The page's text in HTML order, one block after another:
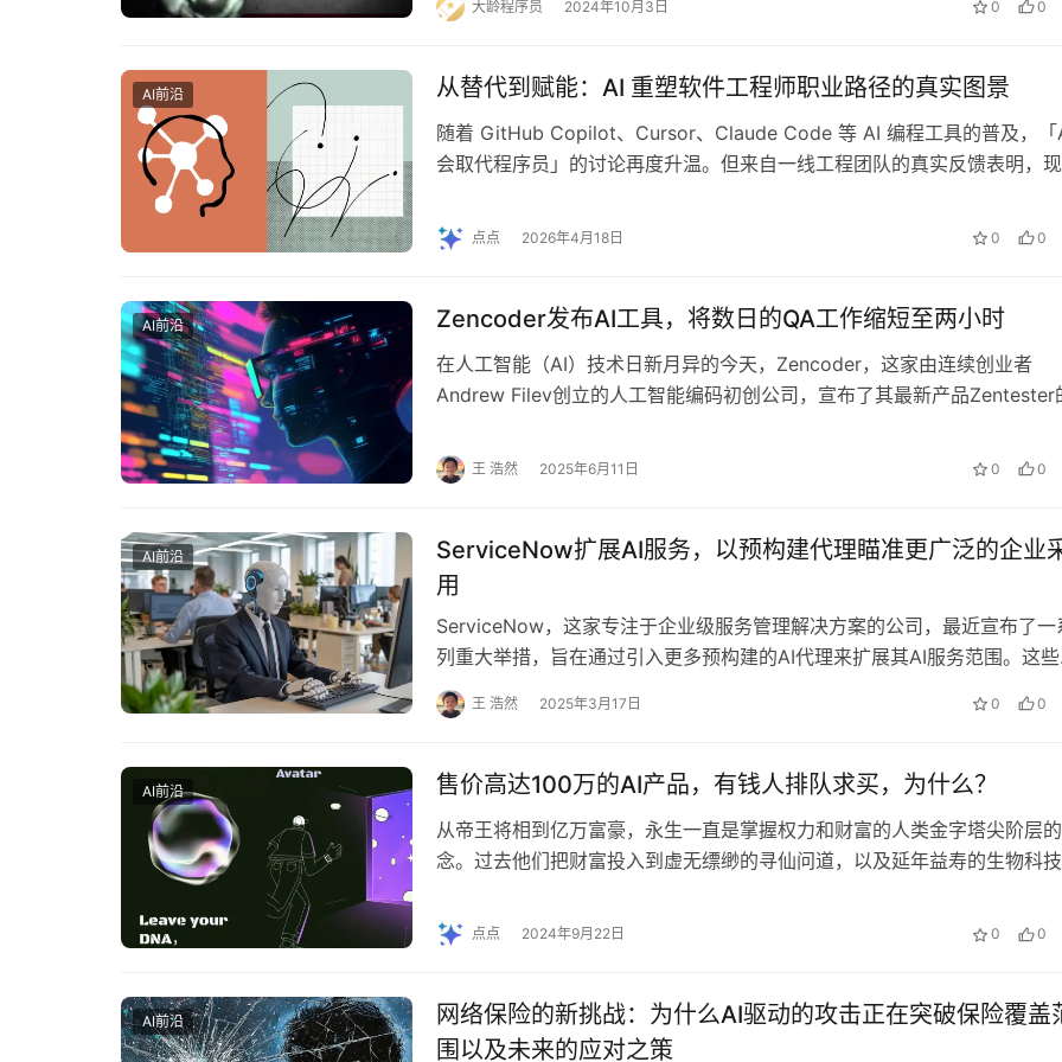
大龄程序员 2024年10月3日 0 0
AI前沿 从替代到赋能：AI 重塑软件工程师职业路径的真实图景
随着 GitHub Copilot、Cursor、Claude Code 等 AI 编程工具的普及，「
会取代程序员」的讨论再度升温。但来自一线工程团队的真实反馈表明，现
点点 2026年4月18日 0 0
AI前沿 Zencoder发布AI工具，将数日的QA工作缩短至两小时‌
在人工智能（AI）技术日新月异的今天，Zencoder，这家由连续创业者
Andrew Filev创立的人工智能编码初创公司，宣布了其最新产品Zentester
王 浩然 2025年6月11日 0 0
AI前沿
ServiceNow扩展AI服务，以预构建代理瞄准更广泛的企业
用
ServiceNow，这家专注于企业级服务管理解决方案的公司，最近宣布了一
列重大举措，旨在通过引入更多预构建的AI代理来扩展其AI服务范围。这些
举措不仅丰富了ServiceNo…
王 浩然 2025年3月17日 0 0
AI前沿 售价高达100万的AI产品，有钱人排队求买，为什么？
从帝王将相到亿万富豪，永生一直是掌握权力和财富的人类金字塔尖阶层
念。过去他们把财富投入到虚无缥缈的寻仙问道，以及延年益寿的生物科技
点点 2024年9月22日 0 0
AI前沿
网络保险的新挑战：为什么AI驱动的攻击正在突破保险覆盖
围以及未来的应对之策